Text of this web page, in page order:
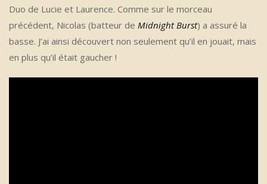
Duo de Lucie et Laurence. Comme sur le morceau
précédent, Nicolas (batteur de Midnight Burst) a assuré la
basse. J’ai ainsi découvert non seulement qu’il en jouait, mais
en plus qu’il était gaucher !